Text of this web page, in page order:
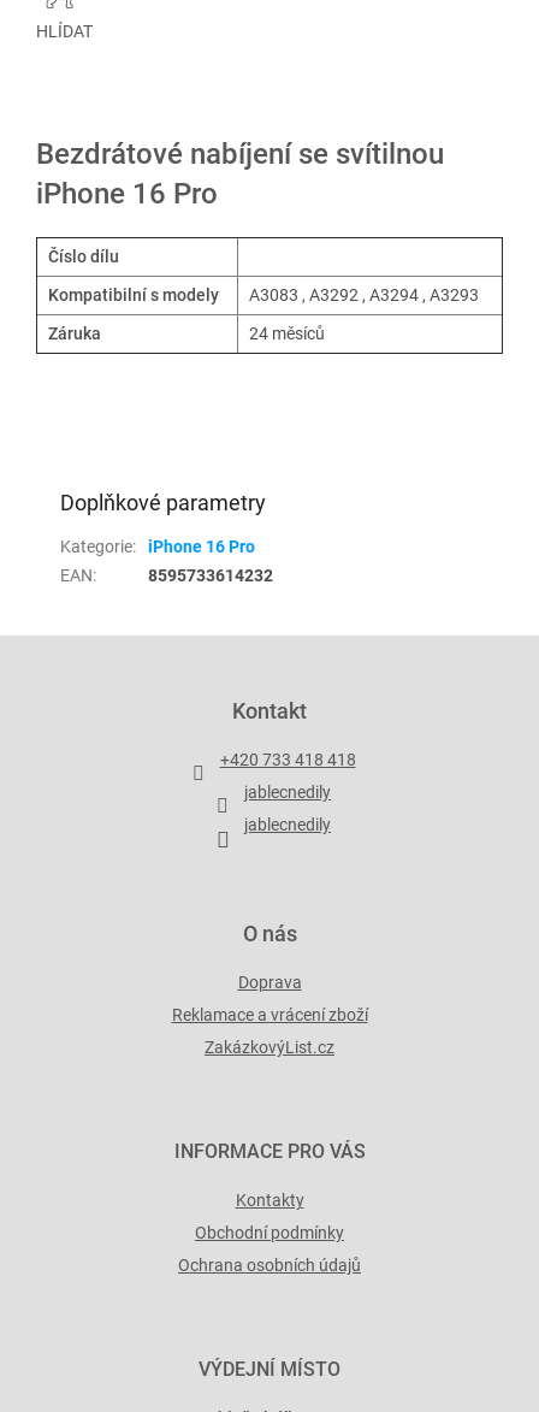
HLÍDAT
Bezdrátové nabíjení se svítilnou
iPhone 16 Pro
Číslo dílu
Kompatibilní s modely
A3083 , A3292 , A3294 , A3293
Záruka
24 měsíců
Doplňkové parametry
Kategorie:
iPhone 16 Pro
EAN: 8595733614232
Kontakt
+420 733 418 418
jablecnedily
jablecnedily
O nás
Doprava
Reklamace a vrácení zboží
ZakázkovýList.cz
INFORMACE PRO VÁS
Kontakty
Obchodní podmínky
Ochrana osobních údajů
VÝDEJNÍ MÍSTO